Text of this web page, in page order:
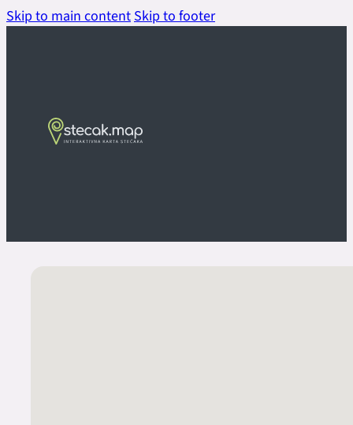
Skip to main contentSkip to footer